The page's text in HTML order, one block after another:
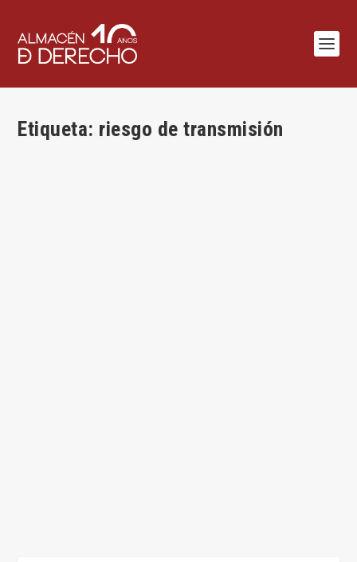
Etiqueta: riesgo de transmisión